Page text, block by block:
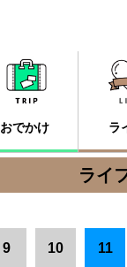
おでかけ ラ
ライ
9 10 11